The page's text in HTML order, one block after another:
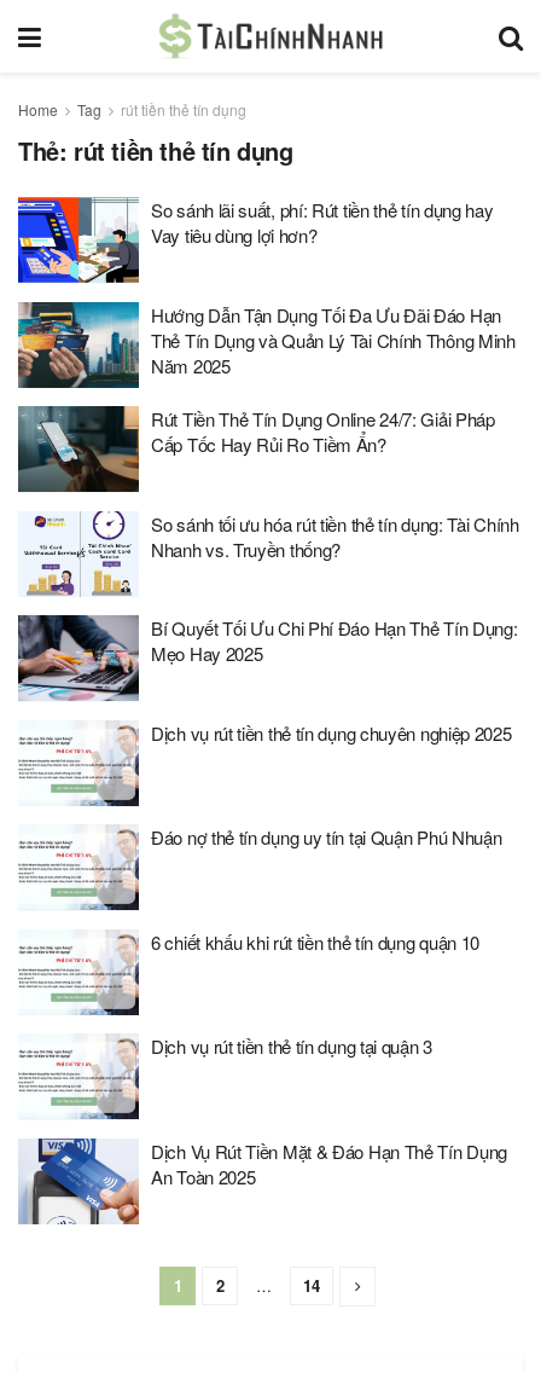
Home Tag rút tiền thẻ tín dụng
Thẻ: rút tiền thẻ tín dụng
So sánh lãi suất, phí: Rút tiền thẻ tín dụng hay
Vay tiêu dùng lợi hơn?
Hướng Dẫn Tận Dụng Tối Đa Ưu Đãi Đáo Hạn
Thẻ Tín Dụng và Quản Lý Tài Chính Thông Minh
Năm 2025
Rút Tiền Thẻ Tín Dụng Online 24/7: Giải Pháp
Cấp Tốc Hay Rủi Ro Tiềm Ẩn?
So sánh tối ưu hóa rút tiền thẻ tín dụng: Tài Chính
Nhanh vs. Truyền thống?
Bí Quyết Tối Ưu Chi Phí Đáo Hạn Thẻ Tín Dụng:
Mẹo Hay 2025
Dịch vụ rút tiền thẻ tín dụng chuyên nghiệp 2025
Đáo nợ thẻ tín dụng uy tín tại Quận Phú Nhuận
6 chiết khấu khi rút tiền thẻ tín dụng quận 10
Dịch vụ rút tiền thẻ tín dụng tại quận 3
Dịch Vụ Rút Tiền Mặt & Đáo Hạn Thẻ Tín Dụng
An Toàn 2025
1 2 … 14